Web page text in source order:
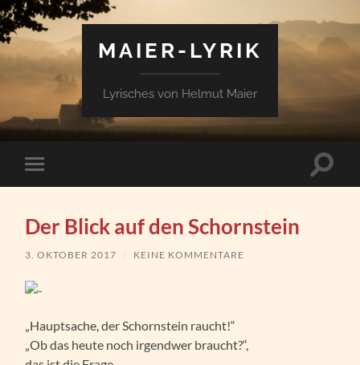
MAIER-LYRIK
Lyrisches von Helmut Maier
Mobile-
Menü
Der Blick auf den Schornstein
3. OKTOBER 2017 / KEINE KOMMENTARE
„Hauptsache, der Schornstein raucht!“
„Ob das heute noch irgendwer braucht?“,